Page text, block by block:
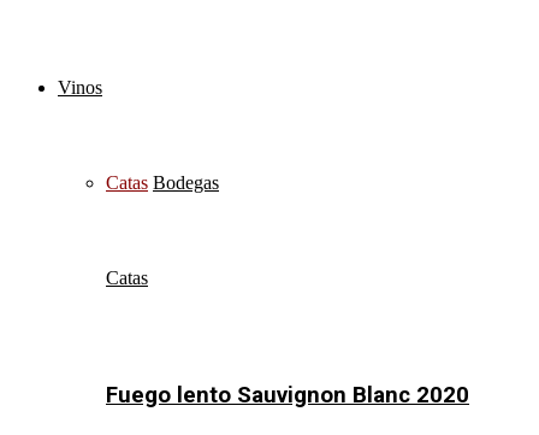
Vinos
Catas Bodegas
Catas
Fuego lento Sauvignon Blanc 2020